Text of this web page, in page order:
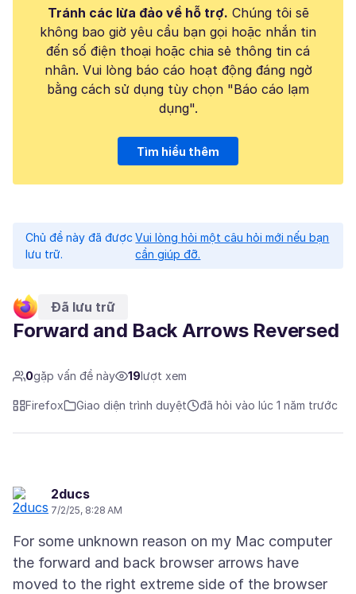
Tránh các lừa đảo về hỗ trợ. Chúng tôi sẽ
không bao giờ yêu cầu bạn gọi hoặc nhắn tin
đến số điện thoại hoặc chia sẻ thông tin cá
nhân. Vui lòng báo cáo hoạt động đáng ngờ
bằng cách sử dụng tùy chọn "Báo cáo lạm
dụng".
Tìm hiểu thêm
Chủ đề này đã được
lưu trữ.
Vui lòng hỏi một câu hỏi mới nếu bạn
cần giúp đỡ.
Đã lưu trữ
Forward and Back Arrows Reversed
0gặp vấn đề này 19lượt xem
Firefox Giao diện trình duyệt đã hỏi vào lúc 1 năm trước
2ducs
7/2/25, 8:28 AM
For some unknown reason on my Mac computer
the forward and back browser arrows have
moved to the right extreme side of the browser